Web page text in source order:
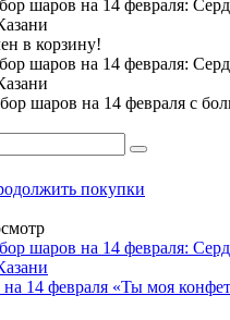
в корзину!
шаров на 14 февраля с
покупки
14 февраля «Ты моя